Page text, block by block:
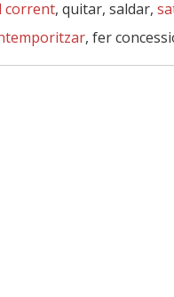
corrent, quitar, saldar,
, fer